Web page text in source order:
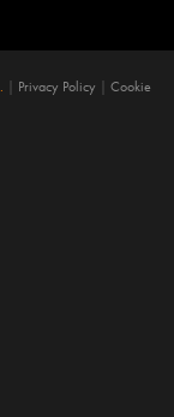
. Privacy Policy
Cookie